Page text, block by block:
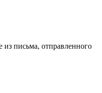
письма, отправленного